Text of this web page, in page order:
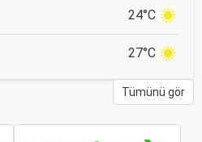
24°C
27°C
Tümünü gör